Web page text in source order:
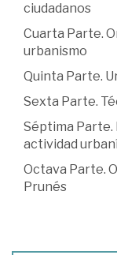
ciudadanos
Cuarta Parte.
urbanismo
Quinta Parte.
Sexta Parte.
Séptima Parte.
actividad
Octava Parte.
Prunés